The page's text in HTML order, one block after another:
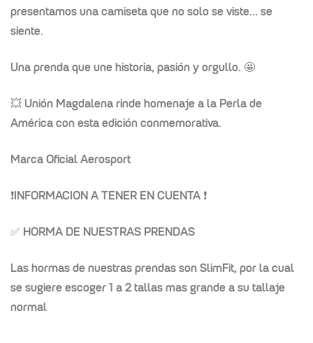
presentamos una camiseta que no solo se viste… se
siente.
Una prenda que une historia, pasión y orgullo. 🤩
💥 Unión Magdalena rinde homenaje a la Perla de
América con esta edición conmemorativa.
Marca Oficial Aerosport
❗INFORMACION A TENER EN CUENTA ❗
✅ HORMA DE NUESTRAS PRENDAS
Las hormas de nuestras prendas son SlimFit, por la cual
se sugiere escoger 1 a 2 tallas mas grande a su tallaje
normal